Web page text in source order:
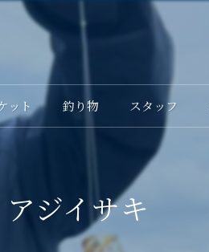
ット 釣り物 スタッフ
ジイサキ